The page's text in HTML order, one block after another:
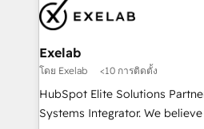
market and enterprise
combines strong technical
business perspective. Many of
scaled businesses themselves,
understanding of what owners
as their systems, data, and
Exelab
โดย Exelab <10 การติดตั้ง
HubSpot Elite Solutions
Systems Integrator. We believe technology should